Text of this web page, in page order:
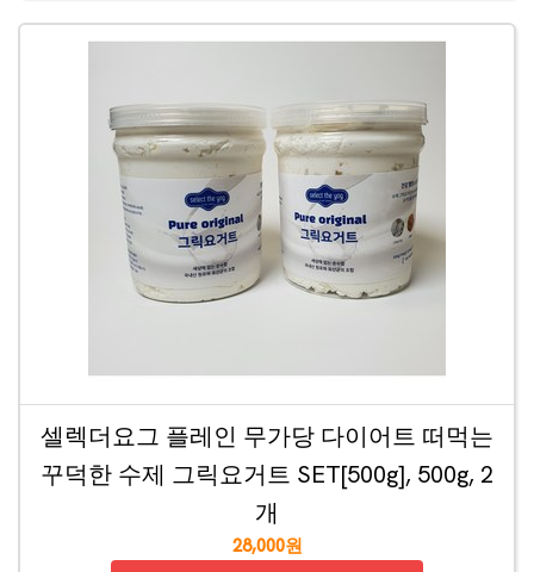
셀렉더요그 플레인 무가당 다이어트 떠먹는
꾸덕한 수제 그릭요거트 SET[500g], 500g, 2
개
28,000원